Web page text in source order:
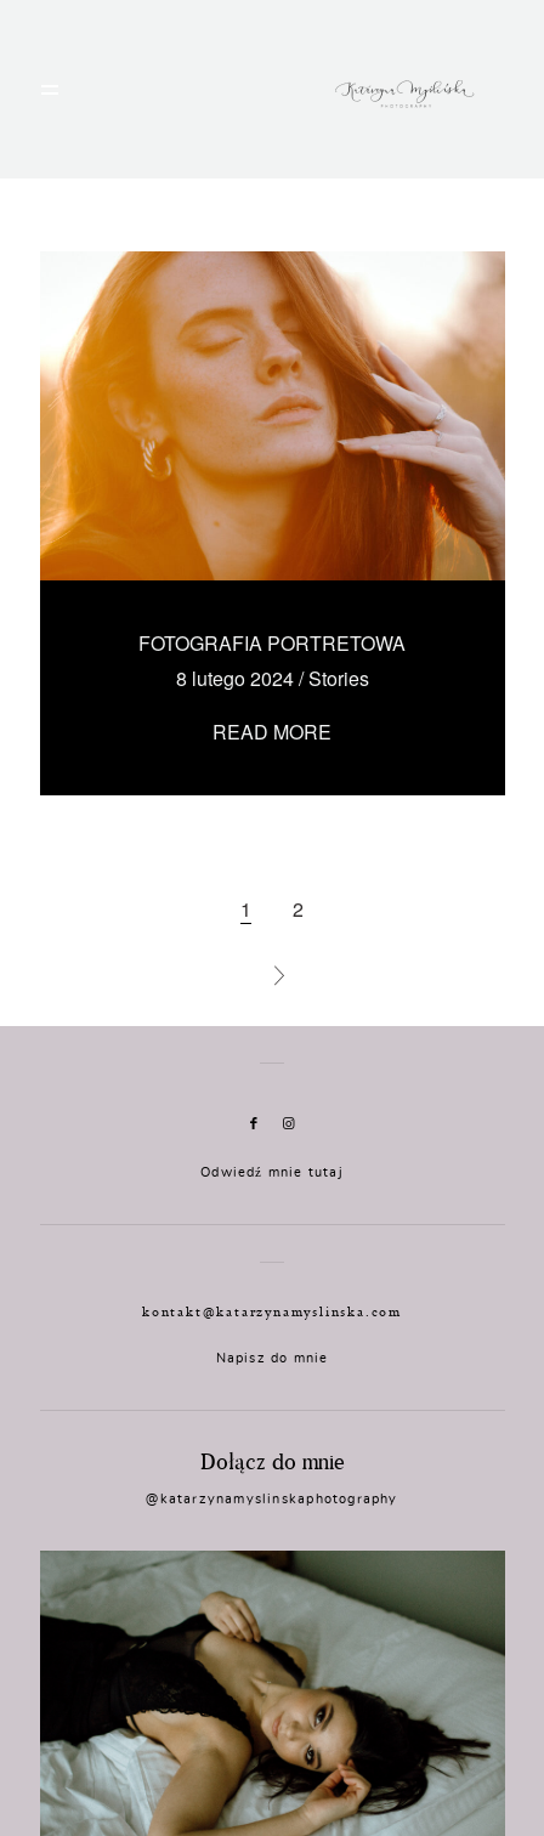
FOTOGRAFIA PORTRETOWA
8 lutego 2024/Stories
READ MORE
1 2
BLOG
ALBUMY
O MNIE
KONTAKT
Odwiedź mnie tutaj
kontakt@katarzynamyslinska.com
Napisz do mnie
Dołącz do mnie
@katarzynamyslinskaphotography